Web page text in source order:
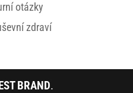
otázky
zdraví
BRAND.